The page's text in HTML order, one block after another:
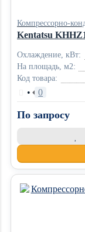
Компрессорно-
Kentatsu
Охлаждение, кВт:
На площадь, м2:
Код товара:
• 0
По запросу